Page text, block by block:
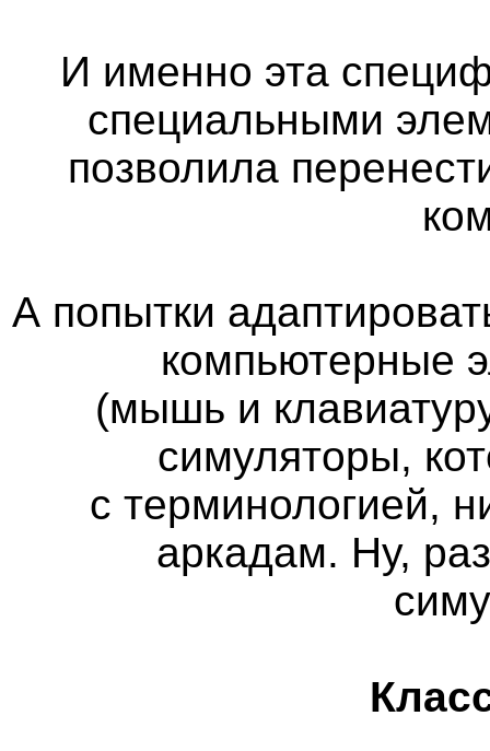
И именно эта
специальными
позволила
А попытки
компьютерные
(мышь и
симуляторы,
с терминологией,
аркадам. Ну,